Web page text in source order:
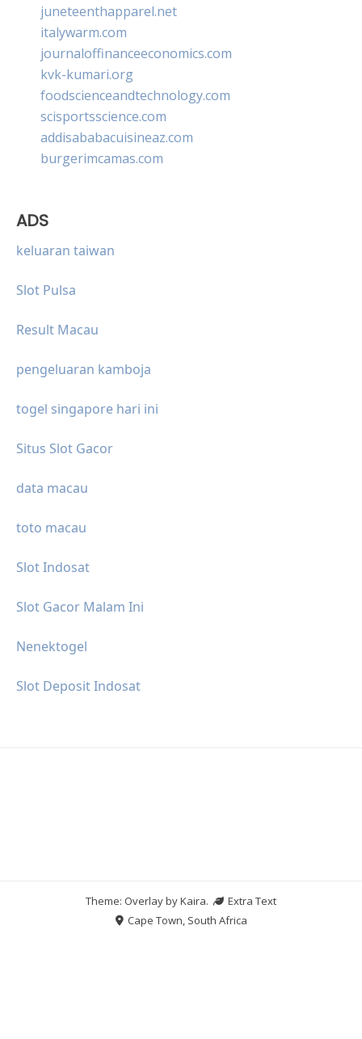
juneteenthapparel.net
italywarm.com
journaloffinanceeconomics.com
kvk-kumari.org
foodscienceandtechnology.com
scisportsscience.com
addisababacuisineaz.com
burgerimcamas.com
ADS
keluaran taiwan
Slot Pulsa
Result Macau
pengeluaran kamboja
togel singapore hari ini
Situs Slot Gacor
data macau
toto macau
Slot Indosat
Slot Gacor Malam Ini
Nenektogel
Slot Deposit Indosat
Theme: Overlay byKaira.
Extra Text
Cape Town, South Africa